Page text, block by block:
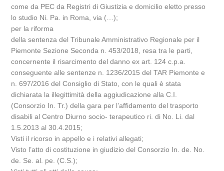
come da PEC da Registri di Giustizia e domicilio eletto presso
lo studio Ni. Pa. in Roma, via (…);
per la riforma
della sentenza del Tribunale Amministrativo Regionale per il
Piemonte Sezione Seconda n. 453/2018, resa tra le parti,
concernente il risarcimento del danno ex art. 124 c.p.a.
conseguente alle sentenze n. 1236/2015 del TAR Piemonte e
n. 697/2016 del Consiglio di Stato, con le quali è stata
dichiarata la illegittimità della aggiudicazione alla C.I.
(Consorzio In. Tr.) della gara per l’affidamento del trasporto
disabili al Centro Diurno socio- terapeutico ri. di No. Li. dal
1.5.2013 al 30.4.2015;
Visti il ricorso in appello e i relativi allegati;
Visto l’atto di costituzione in giudizio del Consorzio In. de. No.
de. Se. al. pe. (C.S.);